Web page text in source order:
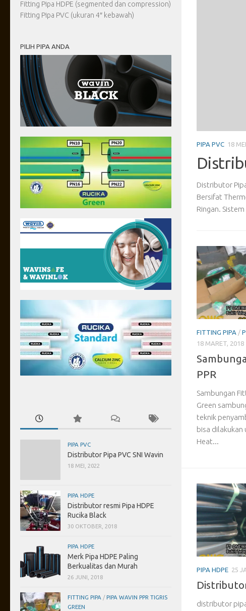
SNI Wavin
Wavinsafe & Wavinlock SNI Adalah Pipa Upvc Yang
Larut Dalam Air, Isolator Yang Baik, Kuat Dang
PIPA HDPE 30
Distributor
rucika black
pipa...
FITTING PIPA /
18 MARET, 2018
PPR
Sambungan
Green
teknik
bisa dilakukan
Heat...
PIPA HDPE 25
distributor
Fitting Pipa HDPE (segmented dan compression)
Fitting Pipa PVC (ukuran 4″ kebawah)
PILIH PIPA ANDA
PIPA PVC
Distributor Pipa PVC SNI Wavin
18 MEI, 2022
PIPA HDPE
Distributor resmi Pipa HDPE
Rucika Black
30 OKTOBER, 2018
PIPA HDPE
Merk Pipa HDPE Paling
Berkualitas dan Murah
26 JUNI, 2018
FITTING PIPA /PIPA WAVIN PPR TIGRIS
GREEN